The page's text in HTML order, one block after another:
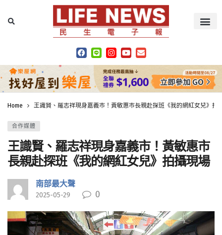
Home 王識賢、羅志祥現身嘉義市！黃敏惠市長親赴探班《我的網紅女兒》拍
合作媒體
王識賢、羅志祥現身嘉義市！黃敏惠市
長親赴探班《我的網紅女兒》拍攝現場
南部最大聲
2025-05-29 0